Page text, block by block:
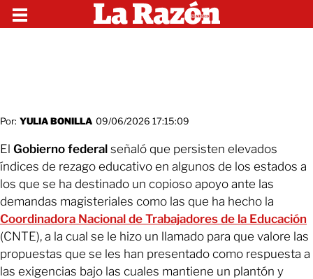
Por: YULIA BONILLA 09/06/2026 17:15:09
El Gobierno federal señaló que persisten elevados
índices de rezago educativo en algunos de los estados a
los que se ha destinado un copioso apoyo ante las
demandas magisteriales como las que ha hecho la
Coordinadora Nacional de Trabajadores de la Educación
(CNTE), a la cual se le hizo un llamado para que valore las
propuestas que se les han presentado como respuesta a
las exigencias bajo las cuales mantiene un plantón y